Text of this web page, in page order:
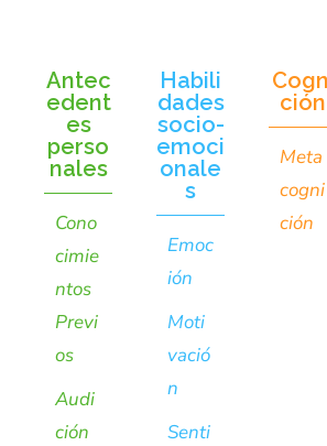
Antec
edent
es
perso
nales
Cono
cimie
ntos
Previ
os
Audi
ción
Habili
dades
socio-
emoci
onale
s
Emoc
ión
Moti
vació
n
Senti
ción
Meta
cogni
ción